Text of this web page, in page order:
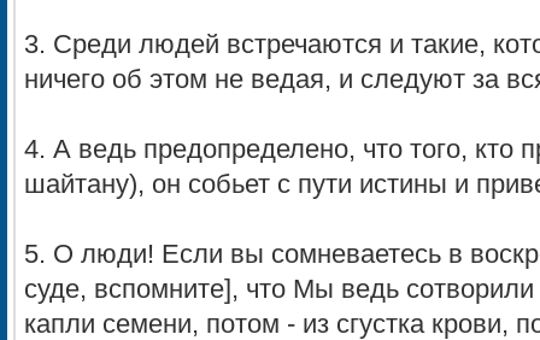
3. Среди людей встречаются и такие,
ничего об этом не ведая, и следуют за
4. А ведь предопределено, что того, кто
шайтану), он собьет с пути истины и
5. О люди! Если вы сомневаетесь в
суде, вспомните], что Мы ведь
капли семени, потом - из сгустка крови,